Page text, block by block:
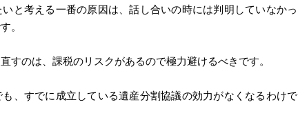
と考える一番の原因は、話し合いの時には判明していなかっ
。
すのは、課税のリスクがあるので極力避けるべきです。
、すでに成立している遺産分割協議の効力がなくなるわけで